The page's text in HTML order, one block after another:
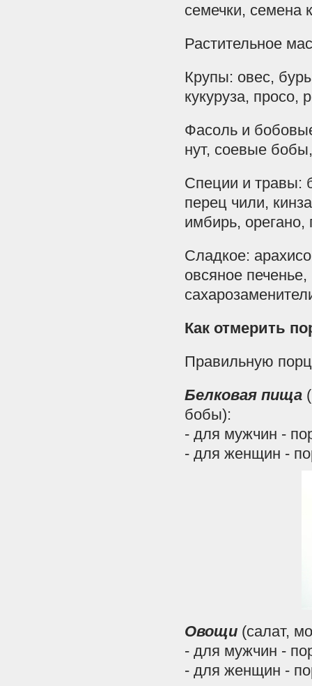
семечки, семена
Растительное
Крупы: овес,
кукуруза, просо,
Фасоль и
нут, соевые
Специи и травы:
перец чили,
имбирь, орегано,
Сладкое:
овсяное
Как отмерить
Правильную
Белковая пища
бобы):
- для мужчин -
- для женщин -
Овощи (салат,
- для мужчин -
- для женщин -